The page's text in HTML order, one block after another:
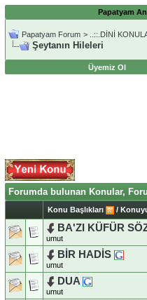
Papatyam
Papatyam Forum > ..::.DİNİ
Şeytanın Hileleri
Üyemiz Ol
Forumda bulunan Konular,
Konu Başlıkları /
BA'ZI KÜFÜR
umut
BİR HADİS
umut
DUA
umut